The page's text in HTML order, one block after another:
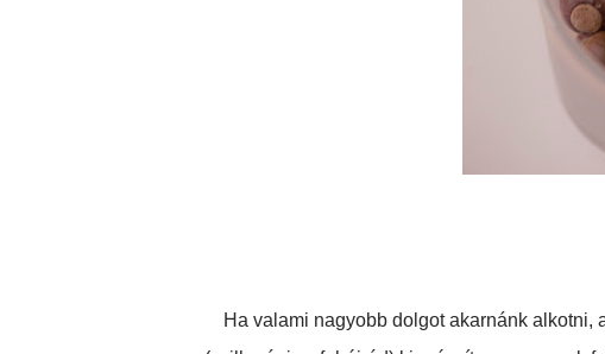
Ha valami nagyobb dolgot akarnánk alkotni,